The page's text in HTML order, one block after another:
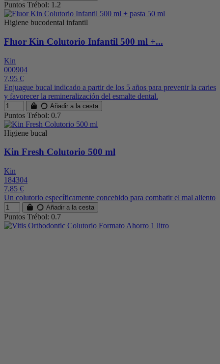
Puntos Trébol: 1.2
Higiene bucodental infantil
Fluor Kin Colutorio Infantil 500 ml +...
Kin
000904
7,95 €
Enjuague bucal indicado a partir de los 5 años para prevenir la caries
y favorecer la remineralización del esmalte dental.
Añadir a la cesta
Puntos Trébol: 0.7
Higiene bucal
Kin Fresh Colutorio 500 ml
Kin
184304
7,85 €
Un colutorio específicamente concebido para combatir el mal aliento
Añadir a la cesta
Puntos Trébol: 0.7